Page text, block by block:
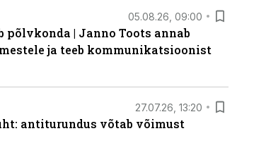
05.08.26, 09:00
põlvkonda | Janno Toots annab
ja teeb kommunikatsioonist
27.07.26, 13:20
antiturundus võtab võimust